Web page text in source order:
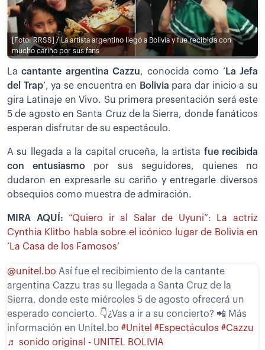
[Foto: RRSS] / La artista argentino llegó a Bolivia y fue recibida con
mucho cariño por sus fans
Lacantante argentina Cazzu, conocida como ‘ La Jefa
del Trap’, ya se encuentra en Bolivia para dar inicio a su
gira Latinaje en Vivo. Su primera presentación será este
5 de agosto en Santa Cruz de la Sierra, donde fanáticos
esperan disfrutar de su espectáculo.
A su llegada a la capital cruceña, la artista fue recibida
con entusiasmo por sus seguidores, quienes no
dudaron en expresarle su cariño y entregarle diversos
obsequios como muestra de admiración.
MIRA AQUÍ: “Quiero ir al Salar de Uyuni”: La actriz
Cynthia Klitbo habla sobre el icónico lugar de Bolivia en
‘La Casa de los Famosos’
@unitel.bo Así fue el recibimiento de la cantante
argentina Cazzu tras su llegada a Santa Cruz de la
Sierra, donde este miércoles 5 de agosto ofrecerá un
esperado concierto. 👇¿Vas a ir a su concierto? 📲 Más
información en Unitel.bo #Unitel #Espectáculos #Cazzu
♬ sonido original - UNITEL BOLIVIA